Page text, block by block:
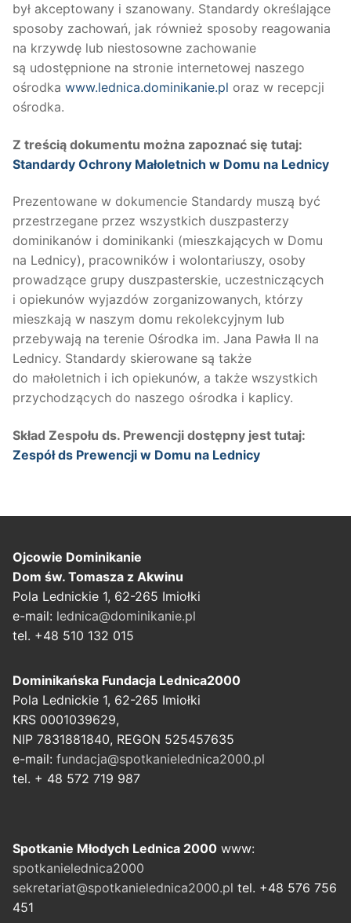
był akceptowany i szanowany. Standardy określające
sposoby zachowań, jak również sposoby reagowania
na krzywdę lub niestosowne zachowanie
są udostępnione na stronie internetowej naszego
ośrodka www.lednica.dominikanie.pl oraz w recepcji
ośrodka.
Z treścią dokumentu można zapoznać się tutaj:
Standardy Ochrony Małoletnich w Domu na Lednicy
Prezentowane w dokumencie Standardy muszą być
przestrzegane przez wszystkich duszpasterzy
dominikanów i dominikanki (mieszkających w Domu
na Lednicy), pracowników i wolontariuszy, osoby
prowadzące grupy duszpasterskie, uczestniczących
i opiekunów wyjazdów zorganizowanych, którzy
mieszkają w naszym domu rekolekcyjnym lub
przebywają na terenie Ośrodka im. Jana Pawła II na
Lednicy. Standardy skierowane są także
do małoletnich i ich opiekunów, a także wszystkich
przychodzących do naszego ośrodka i kaplicy.
Skład Zespołu ds. Prewencji dostępny jest tutaj:
Zespół ds Prewencji w Domu na Lednicy
Ojcowie Dominikanie
Dom św. Tomasza z Akwinu
Pola Lednickie 1, 62-265 Imiołki
e-mail: lednica@dominikanie.pl
tel. +48 510 132 015
Dominikańska Fundacja Lednica2000
Pola Lednickie 1, 62-265 Imiołki
KRS 0001039629,
NIP 7831881840, REGON 525457635
e-mail: fundacja@spotkanielednica2000.pl
tel. + 48 572 719 987
Spotkanie Młodych Lednica 2000 www:
spotkanielednica2000
sekretariat@spotkanielednica2000.pl tel. +48 576 756
451